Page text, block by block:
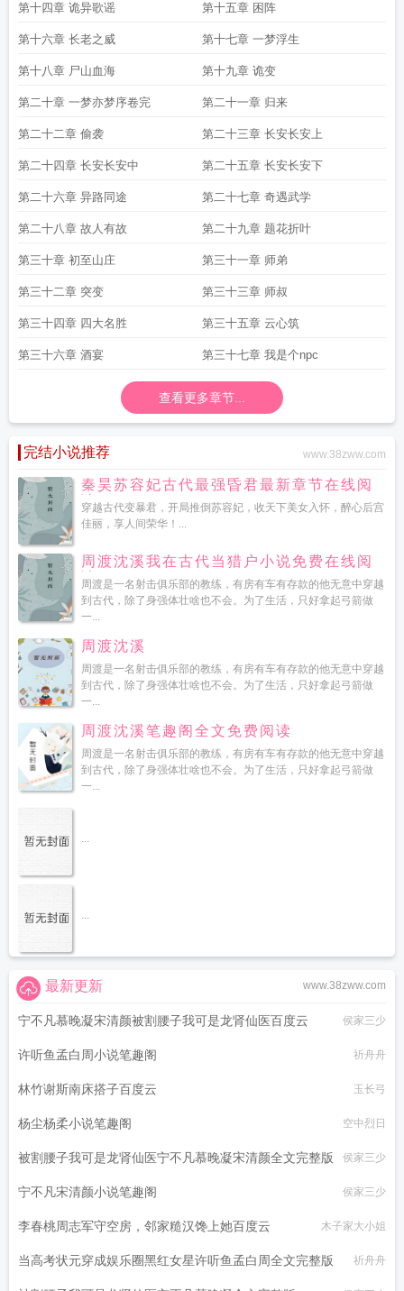
第十四章 诡异歌谣 第十五章 困阵
第十六章 长老之威 第十七章 一梦浮生
第十八章 尸山血海 第十九章 诡变
第二十章 一梦亦梦序卷完 第二十一章 归来
第二十二章 偷袭 第二十三章 长安长安上
第二十四章 长安长安中 第二十五章 长安长安下
第二十六章 异路同途 第二十七章 奇遇武学
第二十八章 故人有故 第二十九章 题花折叶
第三十章 初至山庄 第三十一章 师弟
第三十二章 突变 第三十三章 师叔
第三十四章 四大名胜 第三十五章 云心筑
第三十六章 酒宴 第三十七章 我是个npc
查看更多章节...
完结小说推荐 www.38zww.com
秦昊苏容妃古代最强昏君最新章节在线阅
读
穿越古代变暴君，开局推倒苏容妃，收天下美女入怀，醉心后宫
佳丽，享人间荣华！...
周渡沈溪我在古代当猎户小说免费在线阅
读
周渡是一名射击俱乐部的教练，有房有车有存款的他无意中穿越
到古代，除了身强体壮啥也不会。为了生活，只好拿起弓箭做
一...
周渡沈溪
周渡是一名射击俱乐部的教练，有房有车有存款的他无意中穿越
到古代，除了身强体壮啥也不会。为了生活，只好拿起弓箭做
一...
周渡沈溪笔趣阁全文免费阅读
周渡是一名射击俱乐部的教练，有房有车有存款的他无意中穿越
到古代，除了身强体壮啥也不会。为了生活，只好拿起弓箭做
一...
...
...
www.38zww.com
最新更新
宁不凡慕晚凝宋清颜被割腰子我可是龙肾仙医百度云 侯家三少
许听鱼孟白周小说笔趣阁 祈舟舟
林竹谢斯南床搭子百度云 玉长弓
杨尘杨柔小说笔趣阁 空中烈日
被割腰子我可是龙肾仙医宁不凡慕晚凝宋清颜全文完整版 侯家三少
宁不凡宋清颜小说笔趣阁 侯家三少
李春桃周志军守空房，邻家糙汉馋上她百度云 木子家大小姐
当高考状元穿成娱乐圈黑红女星许听鱼孟白周全文完整版 祈舟舟